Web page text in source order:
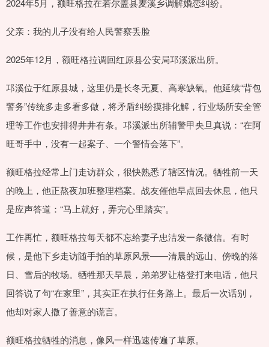
2024年5月，额旺格拉在若尔盖县麦溪乡调解婚恋纠纷。
父亲：我的儿子没有给人民警察丢脸
2025年12月，额旺格拉调回红原县公安局邛溪派出所。
邛溪位于红原县城，这里仍是长冬无夏、高寒缺氧。他延续“背包
警务”传统多走多看多做，将矛盾纠纷摸排化解，行业场所安全管
理等工作也安排得井井有条。邛溪派出所辅警甲央旦真说：“在阿
旺哥手中，没有一起案子、一个警情会落下”。
额旺格拉经常上门走访群众，很快熟悉了辖区情况。牺牲前一天
的晚上，他正熬夜加班整理档案。战友催他早点回去休息，他只
是应声答道：“马上就好，弄完心里踏实”。
工作再忙，额旺格拉每天都不忘给妻子忠洁发一条微信。有时
候，是他下乡走访随手拍的草原风景——清晨的远山、傍晚的落
日、雪后的牧场。牺牲那天早晨，弟弟罗让格登打来电话，他只
回答说了句“在家里”，其实正在执行任务路上。最后一次话别，
他却对家人撒了善意的谎言。
额旺格拉牺牲的消息，像风一样迅速传遍了草原。